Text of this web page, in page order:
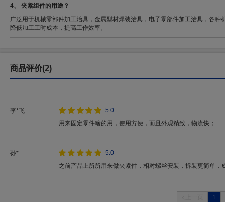
4、 夹紧组件的用途？
广泛用于机械零部件加工治具，金属型材焊装治具，电子零部件加工治具，各
降低加工工时成本，提高工作效率。
商品评价(2)
李*飞
5.0
用来固定零件啥的用，使用方便，而且外观精致，物流快；
孙*
5.0
之前产品上所所用来做夹紧件，相对螺丝安装，拆装更简单，
1